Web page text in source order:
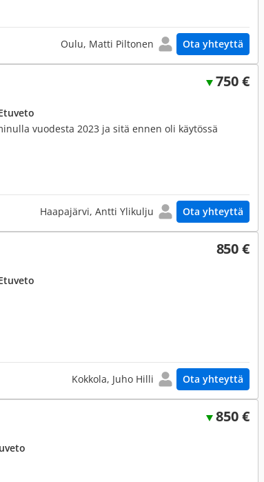
Oulu, Matti Piltonen Ota yhteyttä
750 €
vuodesta 2023 ja sitä ennen oli käytössä
Haapajärvi, Antti Ylikulju Ota yhteyttä
850 €
Kokkola, Juho Hilli Ota yhteyttä
850 €